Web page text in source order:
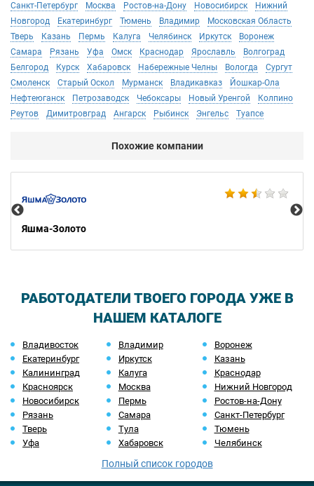
Санкт-Петербург Москва Ростов-на-Дону Новосибирск
Нижний
Новгород
Екатеринбург Тюмень Владимир
Московская Область
Тверь
Казань Пермь Калуга Челябинск Иркутск
Воронеж
Самара
Рязань Уфа Омск Краснодар Ярославль
Волгоград
Белгород
Курск Хабаровск Набережные Челны Вологда
Сургут
Смоленск
Старый Оскол Мурманск Владикавказ
Йошкар-Ола
Нефтеюганск
Петрозаводск Чебоксары Новый Уренгой
Колпино
Реутов
Димитровград Ангарск Рыбинск Энгельс Туапсе
Похожие компании
Яшма-Золото
РАБОТОДАТЕЛИ ТВОЕГО ГОРОДА УЖЕ В
НАШЕМ КАТАЛОГЕ
Владивосток Владимир
Воронеж
Екатеринбург
Иркутск
Казань
Калининград
Калуга
Краснодар
Красноярск
Москва
Нижний Новгород
Новосибирск
Пермь
Ростов-на-Дону
Рязань
Самара
Санкт-Петербург
Тверь
Тула
Тюмень
Уфа
Хабаровск Челябинск
Полный список городов